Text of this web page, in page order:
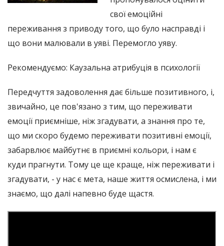
свої емоційні
переживання з приводу того, що було насправді і
що вони малювали в уяві. Перемогло уяву.
Рекомендуємо: Каузальна атрибуція в психології
Передчуття задоволення дає більше позитивного, і,
звичайно, це пов'язано з тим, що переживати
емоції приємніше, ніж згадувати, а знання про те,
що ми скоро будемо переживати позитивні емоції,
забарвлює майбутнє в приємні кольори, і нам є
куди прагнути. Тому це ще краще, ніж переживати і
згадувати, - у нас є мета, наше життя осмислена, і ми
знаємо, що далі напевно буде щастя.